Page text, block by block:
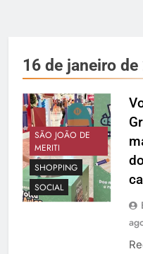
16 de janeiro
SÃO JOÃO DE
MERITI
SHOPPING
SOCIAL